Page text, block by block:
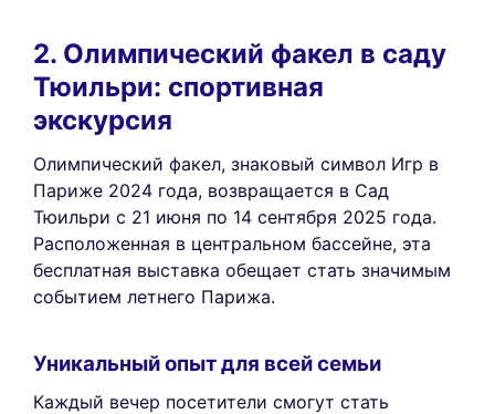
2. Олимпический факел в саду
Тюильри: спортивная
экскурсия
Олимпический факел, знаковый символ Игр в
Париже 2024 года, возвращается в Сад
Тюильри с 21 июня по 14 сентября 2025 года.
Расположенная в центральном бассейне, эта
бесплатная выставка обещает стать значимым
событием летнего Парижа.
Уникальный опыт для всей семьи
Каждый вечер посетители смогут стать